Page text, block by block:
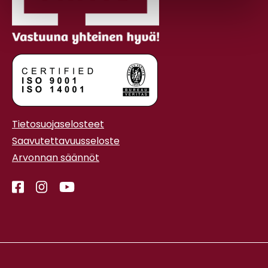
Tietosuojaselosteet
Saavutettavuusseloste
Arvonnan säännöt